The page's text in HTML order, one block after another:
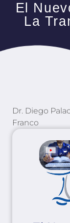
El
La
Dr. Diego
Franco